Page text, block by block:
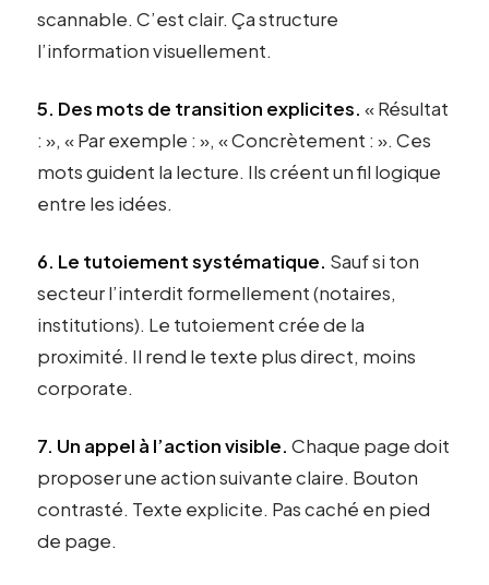
scannable. C’est clair. Ça structure
l’information visuellement.
5. Des mots de transition explicites. « Résultat
: », « Par exemple : », « Concrètement : ». Ces
mots guident la lecture. Ils créent un fil logique
entre les idées.
6. Le tutoiement systématique. Sauf si ton
secteur l’interdit formellement (notaires,
institutions). Le tutoiement crée de la
proximité. Il rend le texte plus direct, moins
corporate.
7. Un appel à l’action visible. Chaque page doit
proposer une action suivante claire. Bouton
contrasté. Texte explicite. Pas caché en pied
de page.